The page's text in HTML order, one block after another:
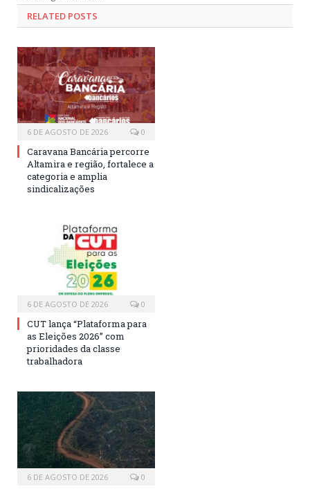
RELATED POSTS
6 DE AGOSTO DE 2026 0
Caravana Bancária percorre
Altamira e região, fortalece a
categoria e amplia
sindicalizações
6 DE AGOSTO DE 2026 0
CUT lança “Plataforma para
as Eleições 2026” com
prioridades da classe
trabalhadora
6 DE AGOSTO DE 2026 0